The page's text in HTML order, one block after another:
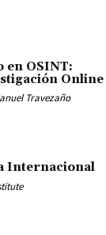
en OSINT:
Online
Travezaño
Internacional